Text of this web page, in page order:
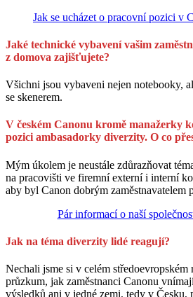
Jak se ucházet o pracovní pozici v
Jaké technické vybavení vašim
z domova zajišťujete?
Všichni jsou vybaveni nejen notebooky,
se skenerem.
V českém Canonu kromě manažerky
pozici ambasadorky diverzity. O co
Mým úkolem je neustále zdůrazňovat
na pracovišti ve firemní externí i interní
aby byl Canon dobrým zaměstnavatelem
Pár informací o naší
Jak na téma diverzity lidé reagují?
Nechali jsme si v celém
průzkum, jak zaměstnanci Canonu
výsledků ani v jedné zemi, tedy v Česku,